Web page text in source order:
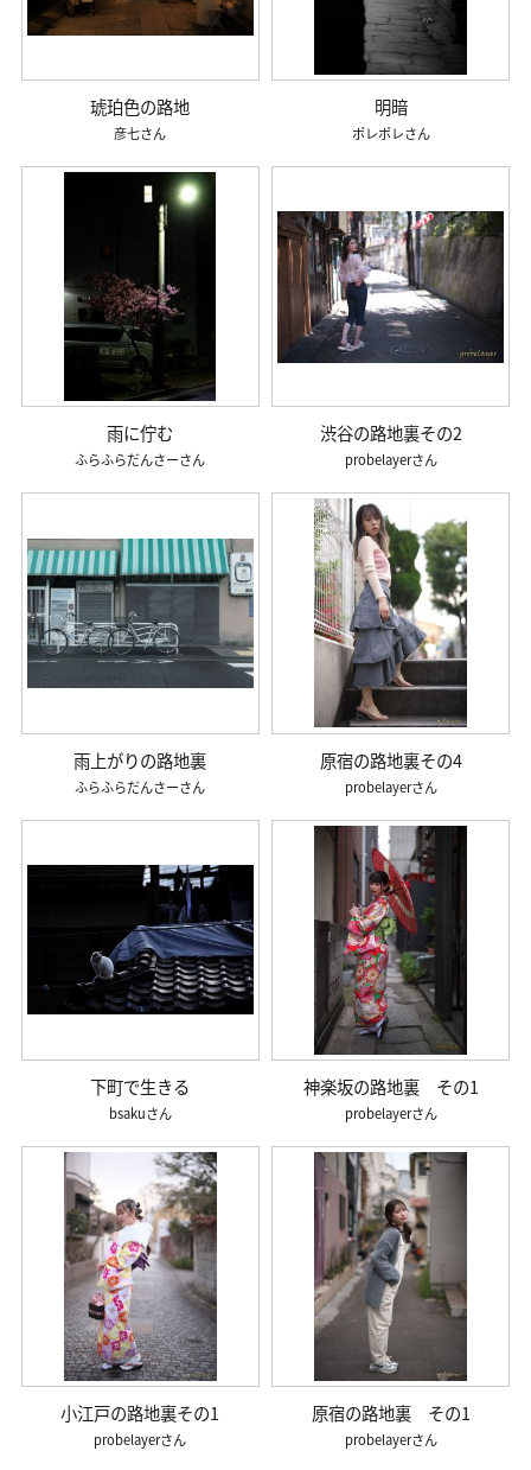
琥珀色の路地
彦七
明暗
ポレポレ
雨に佇む
ふらふらだんさー
渋谷の路地裏その2
probelayer
雨上がりの路地裏
ふらふらだんさー
原宿の路地裏その4
probelayer
下町で生きる
bsaku
神楽坂の路地裏 その1
probelayer
小江戸の路地裏その1
probelayer
原宿の路地裏 その1
probelayer